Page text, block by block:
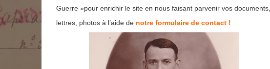
Guerre »pour enrichir le site en nous faisant parvenir vos documents,
lettres, photos à l’aide de notre formulaire de contact !